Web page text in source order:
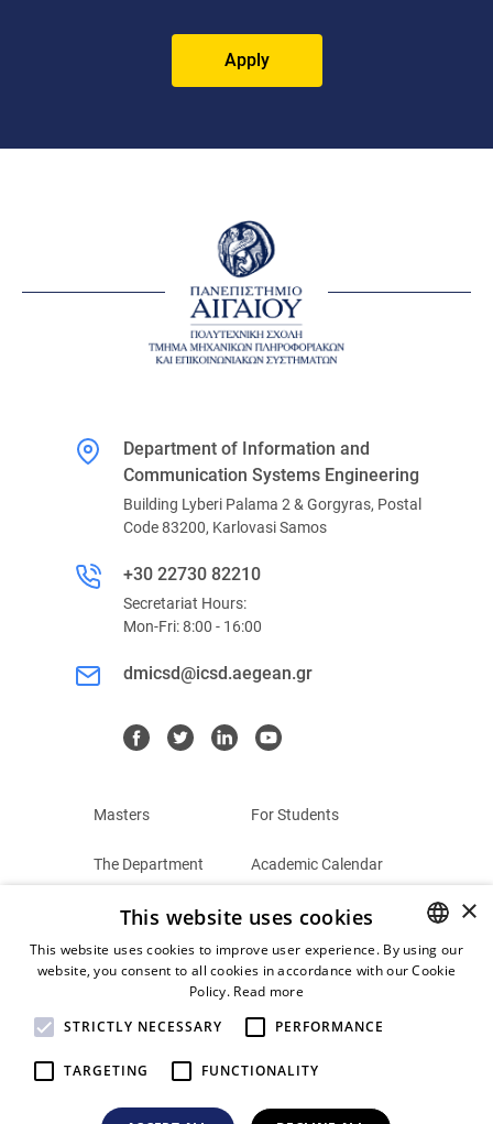
Apply
Department of Information and
Communication Systems Engineering
Building Lyberi Palama 2 & Gorgyras, Postal
Code 83200, Karlovasi Samos
+30 22730 82210
Secretariat Hours:
Mon-Fri: 8:00 - 16:00
dmicsd@icsd.aegean.gr
Masters
The Department
Summer Schools
For Students
Academic Calendar
Terms and Conditions
Privacy Policy
Postgraduate Programs
GREEK
×
This website uses cookies
This website uses cookies to improve user experience. By using our
website, you consent to all cookies in accordance with our Cookie
Policy. Read more
STRICTLY NECESSARY
PERFORMANCE
TARGETING FUNCTIONALITY